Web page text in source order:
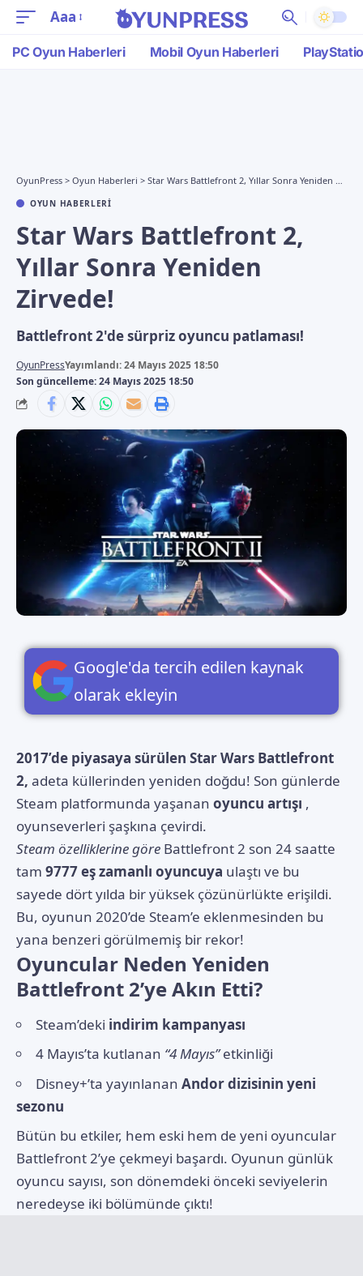
Aaa
PC Oyun Haberleri Mobil Oyun Haberleri
OyunPress > Oyun Haberleri > Star Wars Battlefront 2, Yıllar Sonra Yeniden Zirvede!
OYUN HABERLERI
Star Wars Battlefront 2,
Yıllar Sonra Yeniden
Zirvede!
Battlefront 2'de sürpriz oyuncu patlaması!
Son güncelleme: 24 Mayıs 2025 18:50
OyunPressYayımlandı: 24 Mayıs 2025 18:50
Google'da tercih edilen kaynak
olarak ekleyin
2017’de piyasaya sürülen Star Wars Battlefront
2, adeta küllerinden yeniden doğdu! Son günlerde
Steam platformunda yaşanan oyuncu artışı ,
oyunseverleri şaşkına çevirdi.
Steam özelliklerine göre Battlefront 2 son 24 saatte
tam 9777 eş zamanlı oyuncuya ulaştı ve bu
sayede dört yılda bir yüksek çözünürlükte erişildi.
Bu, oyunun 2020’de Steam’e eklenmesinden bu
yana benzeri görülmemiş bir rekor!
Oyuncular Neden Yeniden
Battlefront 2’ye Akın Etti?
Steam’deki indirim kampanyası
4 Mayıs’ta kutlanan “4 Mayıs”etkinliği
Disney+’ta yayınlanan Andor dizisinin yeni
sezonu
Bütün bu etkiler, hem eski hem de yeni oyuncular
Battlefront 2’ye çekmeyi başardı. Oyunun günlük
oyuncu sayısı, son dönemdeki önceki seviyelerin
neredeyse iki bölümünde çıktı!